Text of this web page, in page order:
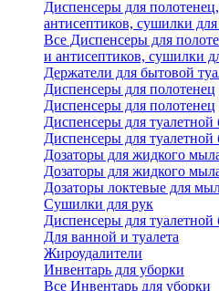
Диспенсеры для
антисептиков, сушилки
Все Диспенсеры для
и антисептиков, сушилки
Держатели для бытовой
Диспенсеры для полотенец
Диспенсеры для полотенец
Диспенсеры для туалетной
Диспенсеры для туалетной
Дозаторы для жидкого
Дозаторы для жидкого
Дозаторы локтевые для
Сушилки для рук
Диспенсеры для туалетной
Для ванной и туалета
Жироудалители
Инвентарь для уборки
Все Инвентарь для уборки